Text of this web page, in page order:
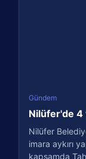
Gündem
Nilüfer'de 4
Nilüfer
imara aykırı
kapsamda